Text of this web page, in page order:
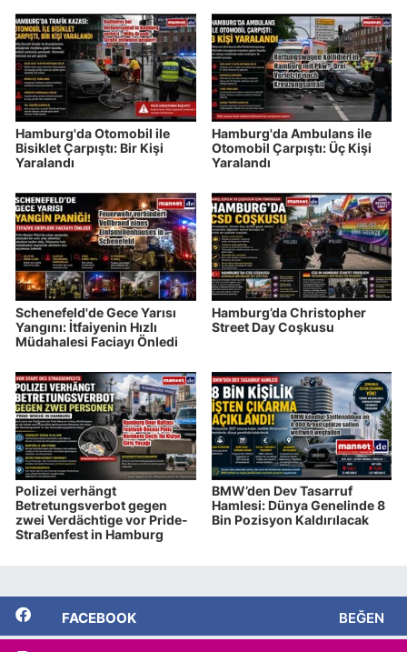
Hamburg'da Otomobil ile
Bisiklet Çarpıştı: Bir Kişi
Yaralandı
Hamburg'da Ambulans ile
Otomobil Çarpıştı: Üç Kişi
Yaralandı
Schenefeld'de Gece Yarısı
Yangını: İtfaiyenin Hızlı
Müdahalesi Faciayı Önledi
Hamburg’da Christopher
Street Day Coşkusu
Polizei verhängt
Betretungsverbot gegen
zwei Verdächtige vor Pride-
Straßenfest in Hamburg
BMW’den Dev Tasarruf
Hamlesi: Dünya Genelinde 8
Bin Pozisyon Kaldırılacak
FACEBOOK BEĞEN